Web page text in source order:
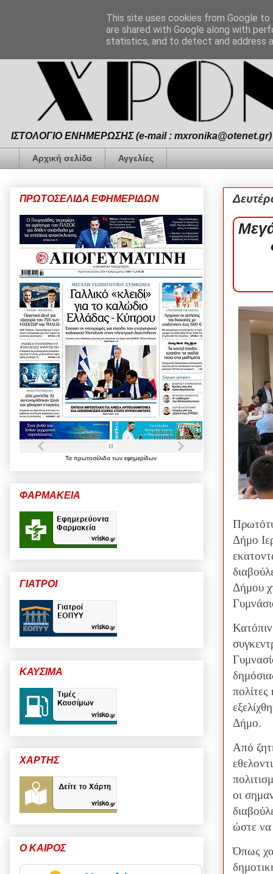
ΙΣΤΟΛΟΓΙΟ ΕΝΗΜΕΡΩΣΗΣ (e-mail :
Αρχική σελίδα Αγγελίες
Δήμο
Δήμου
πολίτες
Δήμο.
Από
οι
ώστε να
Όπως
ΠΡΩΤΟΣΕΛΙΔΑ ΕΦΗΜΕΡΙΔΩΝ
Τα πρωτοσέλιδα των εφημερίδων
ΦΑΡΜΑΚΕΙΑ
ΓΙΑΤΡΟΙ
ΚΑΥΣΙΜΑ
ΧΑΡΤΗΣ
Ο ΚΑΙΡΟΣ
This site uses cookies from Google
are shared with Google along with
statistics, and to detect and address